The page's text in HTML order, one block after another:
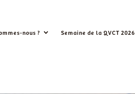
nous ? Semaine de la QVCT 2026